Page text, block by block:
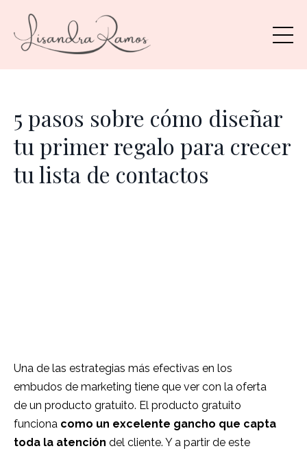
5 pasos sobre cómo diseñar
tu primer regalo para crecer
tu lista de contactos
Una de las estrategias más efectivas en los
embudos de marketing tiene que ver con la oferta
de un producto gratuito. El producto gratuito
funciona como un excelente gancho que capta
toda la atención del cliente. Y a partir de este